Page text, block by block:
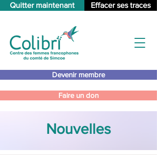
Devenir membre
Faire un don
Quitter maintenant Effacer ses traces
Nouvelles